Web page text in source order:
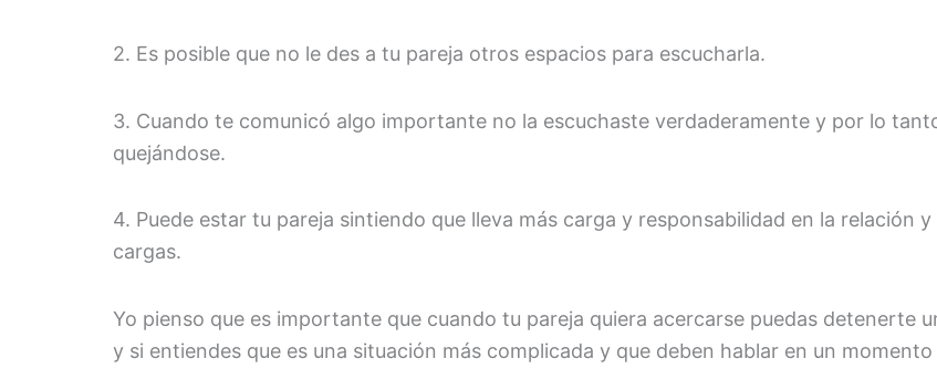
2. Es posible que no le des a tu pareja otros espacios para escucharla.
3. Cuando te comunicó algo importante no la escuchaste verdaderamente y por lo
quejándose.
4. Puede estar tu pareja sintiendo que lleva más carga y responsabilidad en la relación
cargas.
Yo pienso que es importante que cuando tu pareja quiera acercarse puedas detenerte
y si entiendes que es una situación más complicada y que deben hablar en un